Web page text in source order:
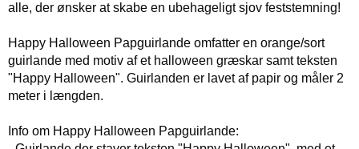
alle, der ønsker at skabe en ubehageligt sjov feststemning!
Happy Halloween Papguirlande omfatter en orange/sort
guirlande med motiv af et halloween græskar samt teksten
"Happy Halloween". Guirlanden er lavet af papir og måler 2
meter i længden.
Info om Happy Halloween Papguirlande: